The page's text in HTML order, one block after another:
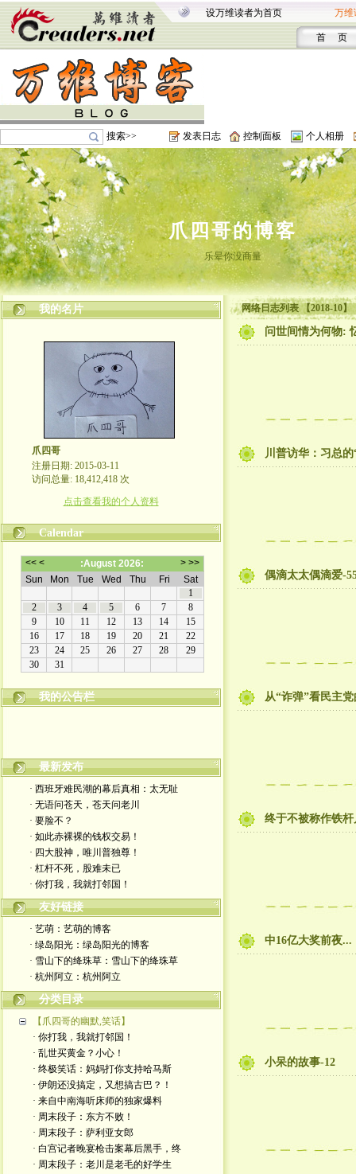
设万维读者为首页 万维
首 页
搜索>> 发表日志 控制面板 个人相册
爪四哥的博客
乐晕你没商量
我的名片
爪四哥
注册日期: 2015-03-11
访问总量: 18,412,418 次
点击查看我的个人资料
Calendar
我的公告栏
最新发布
· 西班牙难民潮的幕后真相：太无耻
· 无语问苍天，苍天问老川
· 要脸不？
· 如此赤裸裸的钱权交易！
· 四大股神，唯川普独尊！
· 杠杆不死，股难未已
· 你打我，我就打邻国！
友好链接
· 艺萌：艺萌的博客
· 绿岛阳光：绿岛阳光的博客
· 雪山下的绛珠草：雪山下的绛珠草
· 杭州阿立：杭州阿立
分类目录
【爪四哥的幽默,笑话】
· 你打我，我就打邻国！
· 乱世买黄金？小心！
· 终极笑话：妈妈打你支持哈马斯
· 伊朗还没搞定，又想搞古巴？！
· 来自中南海听床师的独家爆料
· 周末段子：东方不败！
· 周末段子：萨利亚女郎
· 白宫记者晚宴枪击案幕后黑手，终
· 周末段子：老川是老毛的好学生
网络日志列表 【2018-10】
问世间情为何物:
川普访华：习总的
偶滴太太偶滴爱-
从“诈弹”看民主
终于不被称作铁
中16亿大奖前夜...
小呆的故事-12